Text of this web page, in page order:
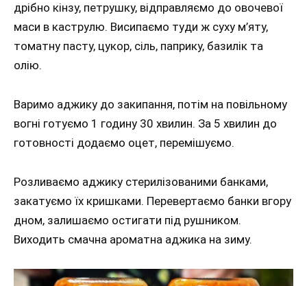
дрібно кінзу, петрушку, відправляємо до овочевої
маси в каструлю. Висипаємо туди ж суху м’яту,
томатну пасту, цукор, сіль, паприку, базилік та
олію.
Варимо аджику до закипання, потім на повільному
вогні готуємо 1 годину 30 хвилин. За 5 хвилин до
готовності додаємо оцет, перемішуємо.
Розливаємо аджику стерилізованими банками,
закатуємо їх кришками. Перевертаємо банки вгору
дном, залишаємо остигати під рушником.
Виходить смачна ароматна аджика на зиму.